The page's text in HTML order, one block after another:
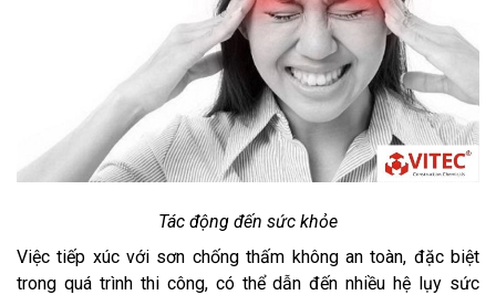
Tác động đến sức khỏe
Việc tiếp xúc với sơn chống thấm không an toàn, đặc biệt
trong quá trình thi công, có thể dẫn đến nhiều hệ lụy sức